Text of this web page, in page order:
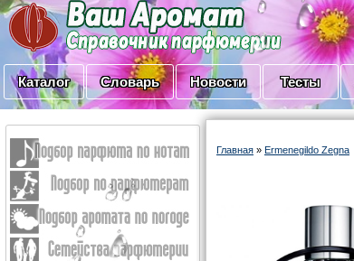
Каталог Словарь Новости Тесты
Главная » Ermenegildo Zegna